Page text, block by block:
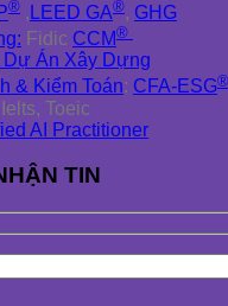
® , LEED GA®, GHG
Fidic CCM®
Dự Án Xây Dựng
& Kiểm Toán: CFA-ESG®
Toeic
AI Practitioner
TIN